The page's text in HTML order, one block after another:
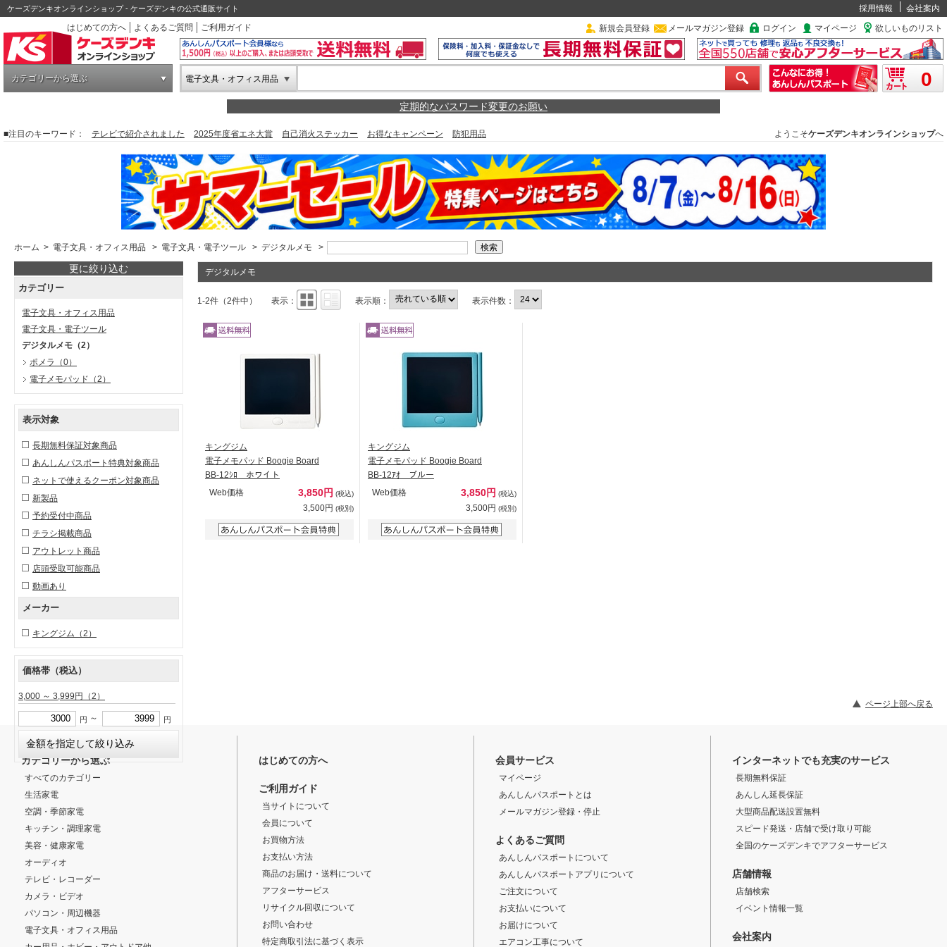
ケーズデンキオンラインショップ - ケーズデンキの公式通販サイト 採用情報
会社案内
はじめての方へ
よくあるご質問 ご利用ガイド 新規会員登録 メールマガジン登録 ログイン マイページ 欲しいものリスト
カテゴリーから選ぶ 電子文具・オフィス用品 0
定期的なパスワード変更のお願い
■注目のキーワード： テレビで紹介されました 2025年度省エネ大賞 自己消火ステッカー お得なキャンペーン 防犯用品 ようこそケーズデンキオンラインショップへ
ホーム > 電子文具・オフィス用品 > 電子文具・電子ツール > デジタルメモ >
更に絞り込む
カテゴリー
電子文具・オフィス用品
電子文具・電子ツール
デジタルメモ （2）
ポメラ
（0）
電子メモパッド （2）
表示対象
長期無料保証対象商品
あんしんパスポート特典対象商品
ネットで使えるクーポン対象商品
新製品
予約受付中商品
チラシ掲載商品
アウトレット商品
店頭受取可能商品
動画あり
メーカー
キングジム （2）
価格帯（税込）
3,000 ～ 3,999円 （2）
円 ～ 円
デジタルメモ
1-2件（2件中） 表示： 表示順： 表示件数：
キングジム
電子メモパッド Boogie Board
BB-12ｼﾛ ホワイト
Web価格
3,850円 (税込)
3,500円 (税別)
キングジム
電子メモパッド Boogie Board
BB-12ｱｵ ブルー
Web価格
3,850円 (税込)
3,500円 (税別)
ページ上部へ戻る
カテゴリーから選ぶ
すべてのカテゴリー
生活家電
空調・季節家電
キッチン・調理家電
美容・健康家電
オーディオ
テレビ・レコーダー
カメラ・ビデオ
パソコン・周辺機器
電子文具・オフィス用品
はじめての方へ
ご利用ガイド
当サイトについて
会員について
お買物方法
お支払い方法
商品のお届け・送料について
アフターサービス
リサイクル回収について
お問い合わせ
特定商取引法に基づく表示
会員サービス
マイページ
あんしんパスポートとは
メールマガジン登録・停止
よくあるご質問
あんしんパスポートについて
あんしんパスポートアプリについて
ご注文について
お支払いについて
お届けについて
エアコン工事について
インターネットでも充実のサービス
長期無料保証
あんしん延長保証
大型商品配送設置無料
スピード発送・店舗で受け取り可能
全国のケーズデンキでアフターサービス
店舗情報
店舗検索
イベント情報一覧
会社案内